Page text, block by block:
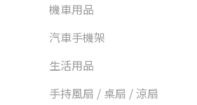
機車用品
汽車手機架
生活用品
手持風扇 / 桌扇 / 涼扇